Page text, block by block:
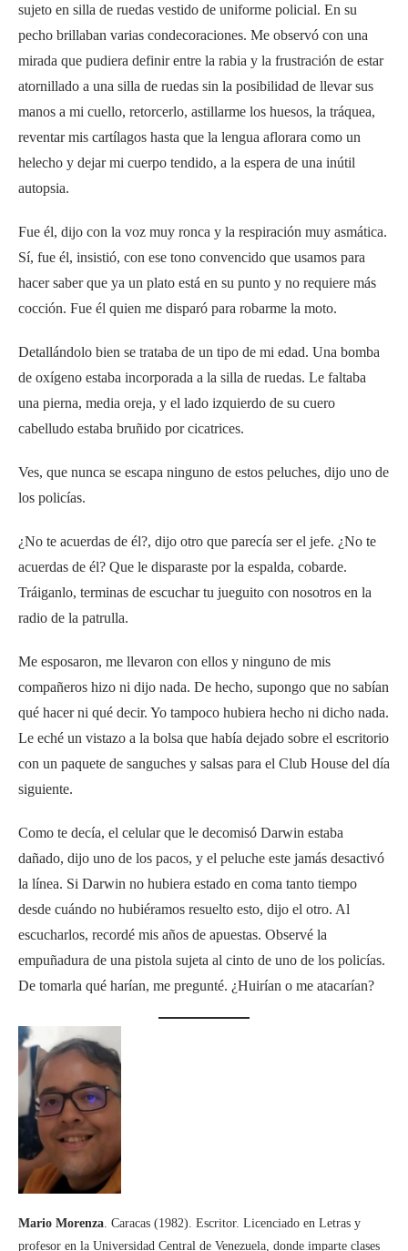
sujeto en silla de ruedas vestido de uniforme policial. En su
pecho brillaban varias condecoraciones. Me observó con una
mirada que pudiera definir entre la rabia y la frustración de estar
atornillado a una silla de ruedas sin la posibilidad de llevar sus
manos a mi cuello, retorcerlo, astillarme los huesos, la tráquea,
reventar mis cartílagos hasta que la lengua aflorara como un
helecho y dejar mi cuerpo tendido, a la espera de una inútil
autopsia.
Fue él, dijo con la voz muy ronca y la respiración muy asmática.
Sí, fue él, insistió, con ese tono convencido que usamos para
hacer saber que ya un plato está en su punto y no requiere más
cocción. Fue él quien me disparó para robarme la moto.
Detallándolo bien se trataba de un tipo de mi edad. Una bomba
de oxígeno estaba incorporada a la silla de ruedas. Le faltaba
una pierna, media oreja, y el lado izquierdo de su cuero
cabelludo estaba bruñido por cicatrices.
Ves, que nunca se escapa ninguno de estos peluches, dijo uno de
los policías.
¿No te acuerdas de él?, dijo otro que parecía ser el jefe. ¿No te
acuerdas de él? Que le disparaste por la espalda, cobarde.
Tráiganlo, terminas de escuchar tu jueguito con nosotros en la
radio de la patrulla.
Me esposaron, me llevaron con ellos y ninguno de mis
compañeros hizo ni dijo nada. De hecho, supongo que no sabían
qué hacer ni qué decir. Yo tampoco hubiera hecho ni dicho nada.
Le eché un vistazo a la bolsa que había dejado sobre el escritorio
con un paquete de sanguches y salsas para el Club House del día
siguiente.
Como te decía, el celular que le decomisó Darwin estaba
dañado, dijo uno de los pacos, y el peluche este jamás desactivó
la línea. Si Darwin no hubiera estado en coma tanto tiempo
desde cuándo no hubiéramos resuelto esto, dijo el otro. Al
escucharlos, recordé mis años de apuestas. Observé la
empuñadura de una pistola sujeta al cinto de uno de los policías.
De tomarla qué harían, me pregunté. ¿Huirían o me atacarían?
Mario Morenza. Caracas (1982). Escritor. Licenciado en Letras y
profesor en la Universidad Central de Venezuela, donde imparte clases